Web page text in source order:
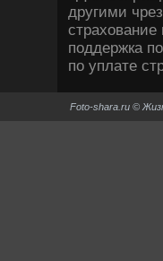
другими
поддержка
по уплате
Foto-shara.ru ©